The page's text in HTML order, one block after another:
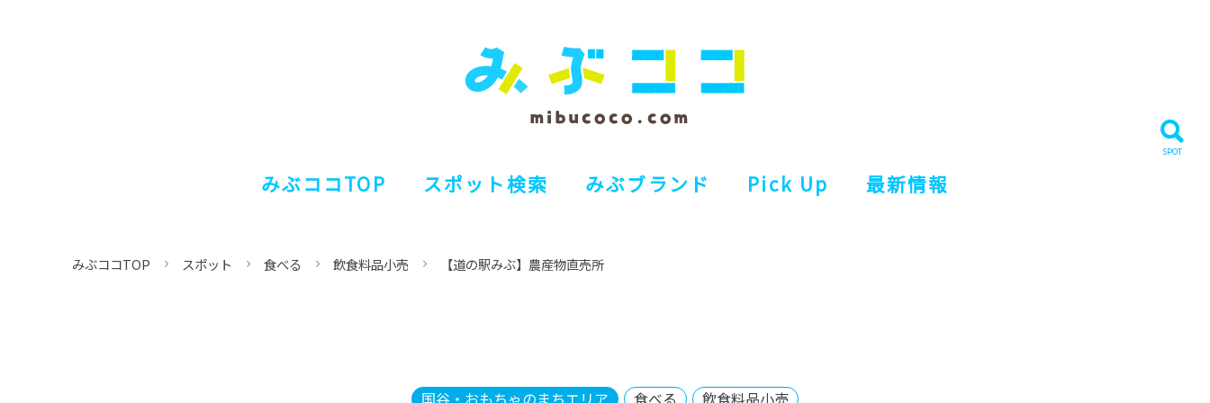
みぶココTOP スポット検索 みぶブランド Pick Up 最新情報
みぶココTOP スポット 食べる 飲食料品小売 【道の駅みぶ】農産物直売所
国谷・おもちゃのまちエリア 食べる 飲食料品小売